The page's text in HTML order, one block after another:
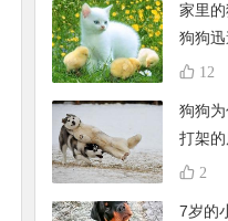
家里
狗狗
12
狗狗
打架
2
7岁的